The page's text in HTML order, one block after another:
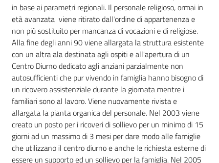
in base ai parametri regionali. Il personale religioso, ormai in
età avanzata viene ritirato dall'ordine di appartenenza e
non più sostituito per mancanza di vocazioni e di religiose.
Alla fine degli anni 90 viene allargata la struttura esistente
con un altra ala destinata agli ospiti e all'apertura di un
Centro Diurno dedicato agli anziani parzialmente non
autosufficienti che pur vivendo in famiglia hanno bisogno di
un ricovero assistenziale durante la giornata mentre i
familiari sono al lavoro. Viene nuovamente rivista e
allargata la pianta organica del personale. Nel 2003 viene
creato un posto per i ricoveri di sollievo per un minimo di 15
giorni ad un massimo di 3 mesi per dare modo alle famiglie
che utilizzano il centro diurno e anche le richiesta esterne di
essere un supporto ed un sollievo per la famiglia. Nel 2005